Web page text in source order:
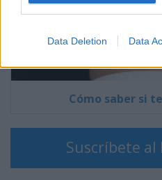
Data Deletion Data
Cómo saber si
Suscríbete